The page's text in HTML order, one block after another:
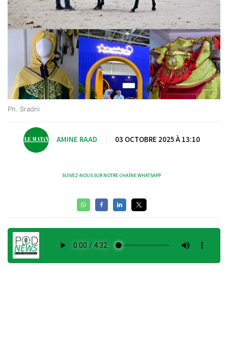
Ph. Sradni
AMINE RAAD 03 OCTOBRE 2025 À 13:10
SUIVEZ-NOUS SUR NOTRE CHAÎNE WHATSAPP